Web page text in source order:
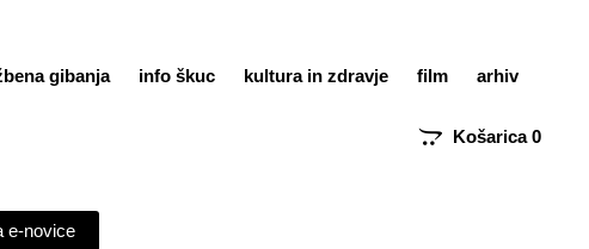
gibanja info škuc kultura in zdravje film
arhiv
Košarica0
e-novice